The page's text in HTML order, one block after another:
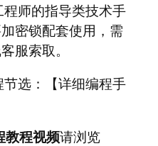
师的指导类技术手
密锁配套使用，需
服索取。
选：【详细编程手
教程视频请浏览